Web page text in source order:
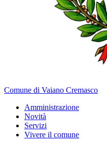
Comune di Vaiano Cremasco
Amministrazione
Novità
Servizi
Vivere il comune